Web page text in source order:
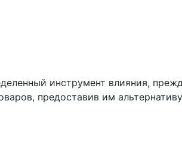
инструмент влияния,
предоставив им